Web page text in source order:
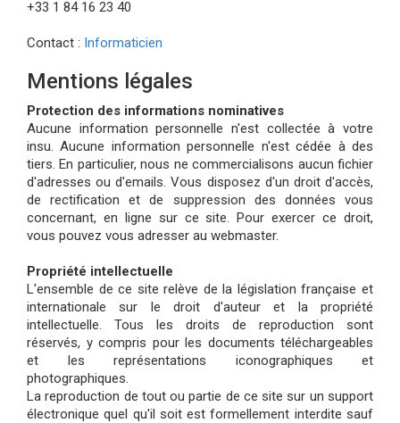
+33 1 84 16 23 40
Contact : Informaticien
Mentions légales
Protection des informations nominatives
Aucune information personnelle n'est collectée à votre
insu. Aucune information personnelle n'est cédée à des
tiers. En particulier, nous ne commercialisons aucun fichier
d'adresses ou d'emails. Vous disposez d'un droit d'accès,
de rectification et de suppression des données vous
concernant, en ligne sur ce site. Pour exercer ce droit,
vous pouvez vous adresser au webmaster.
Propriété intellectuelle
L'ensemble de ce site relève de la législation française et
internationale sur le droit d'auteur et la propriété
intellectuelle. Tous les droits de reproduction sont
réservés, y compris pour les documents téléchargeables
et les représentations iconographiques et
photographiques.
La reproduction de tout ou partie de ce site sur un support
électronique quel qu'il soit est formellement interdite sauf